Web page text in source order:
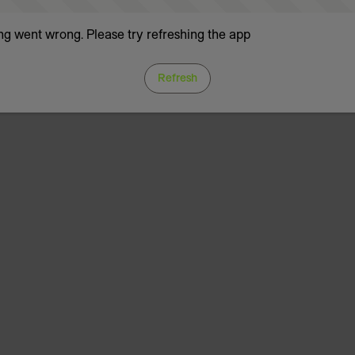
went wrong. Please try refreshing the app
Refresh